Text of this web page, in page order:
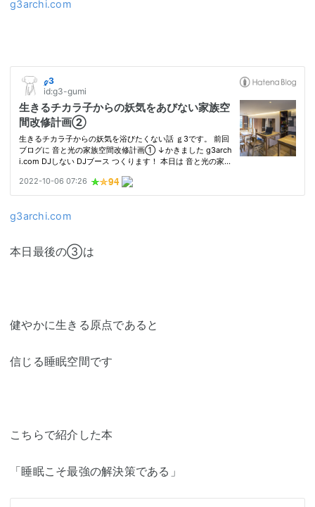
g3archi.com
g3archi.com
本日最後の③は
健やかに生きる原点であると
信じる睡眠空間です
こちらで紹介した本
「睡眠こそ最強の解決策である」